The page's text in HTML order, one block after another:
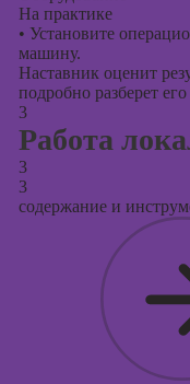
На практике
• Установите
машину.
Наставник оценит
подробно разберет
3
Работа
3
3
содержание и